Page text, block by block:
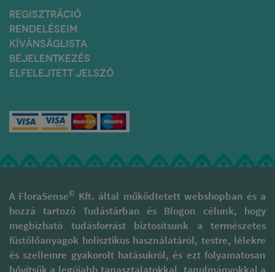
forgalomba kerülő termékek
minőségét folyamatosan
javítják, egyre inkább
összhangba kerülnek a
környezetbarát
irányvonalakkal.
tisztelettel járnak el, hogy az
illatok valódi minőségét
megóvják. Támogatják a
hagyományokkal rendelkező
területek fenntartását és
füstölőpálcikáik különböznek
a piaci forgalomban
megtalálható szagosított
pálcáktól, melyek 95 %-a
folyékony szintetikus
parfümbe és illatanyagba
mártott szénalapú pálcika.
REGISZTRÁCIÓ
RENDELÉSEIM
KÍVÁNSÁGLISTA
BEJELENTKEZÉS
ELFELEJTETT JELSZÓ
A FloraSense© Kft. által működtetett webshopban és a
hozzá tartozó Tudástárban és Blogon célunk, hogy
megbízható tudásforrást biztosítsunk a természetes
füstölőanyagok holisztikus használatáról, testre, lélekre
és szellemre gyakorolt hatásukról, és ezt folyamatosan